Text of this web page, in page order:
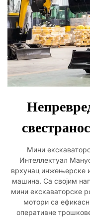
Мини
Интеллектуал
врхунац инжењерске
машина. Са својим
мини екскаваторске
мотори са
оперативне